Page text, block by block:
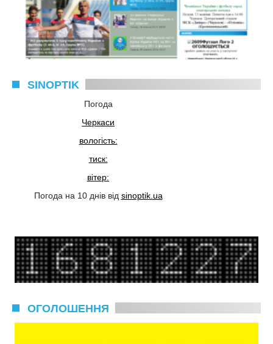
SINOPTIK
Погода
Черкаси
вологість:
тиск:
вітер:
Погода на 10 днів від sinoptik.ua
ОГОЛОШЕННЯ